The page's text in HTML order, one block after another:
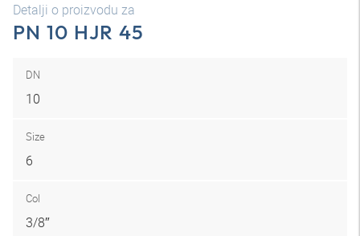
Detalji o proizvodu za
PN 10 HJR 45
DN
10
Size
6
Col
3/8″